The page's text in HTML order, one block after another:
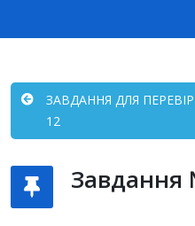
ЗАВДАННЯ ДЛЯ
12
Завдання